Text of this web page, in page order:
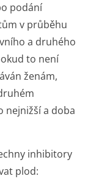
podání
v průběhu
a druhého
to není
ženám,
nejnižší a doba
inhibitory
plod: